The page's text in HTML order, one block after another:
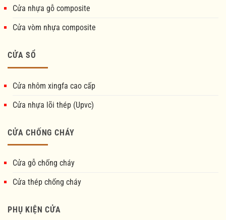
Cửa nhựa gỗ composite
Cửa vòm nhựa composite
CỬA SỔ
Cửa nhôm xingfa cao cấp
Cửa nhựa lõi thép (Upvc)
CỬA CHỐNG CHÁY
Cửa gỗ chống cháy
Cửa thép chống cháy
PHỤ KIỆN CỬA